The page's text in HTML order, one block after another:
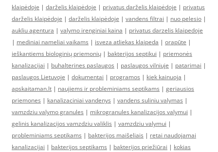
klaipėdoje | darželis klaipėdoje | privatus darželis klaipėdoje | privatus
darželis klaipėdoje | darželis klaipėdoje | vandens filtrai | nuo pelesio |
aukliu agentura | valymo irenginiai kaina | privatus darzelis klaipedoje
| mediniai nameliai vaikams | isveza atliekas klaipeda | orapūte |
ieškantiems biologinių priemonių | bakterijos septikui | priemonės
kanalizacijai | buhalterines paslaugos | paslaugos vilniuje | patarimai |
paslaugos Lietuvoje | dokumentai | programos | kiek kainuoja |
apskaitaman.lt | naujiems ir probleminiams septikams | geriausios
priemones | kanalizaciniai vandenys | vandens suliniu valymas |
vamzdziu valymo granules | mikrogranules kanalizacijos valymui |
gelinis kanalizacijos vamzdziu valiklis | vamzdziu valymui |
probleminiams septikams | bakterijos maišeliais | retai naudojamai
kanalizacijai | bakterijos septikams | bakterijos priežiūrai | kokias